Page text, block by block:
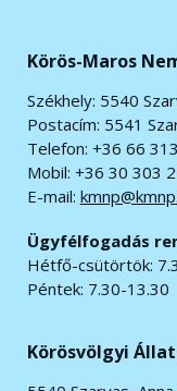
Körös-Maros
Székhely: 5540
Postacím: 5541
Telefon: +36 66
Mobil: +36 30 303
E-mail:
Ügyfélfogadás
Hétfő-csütörtök:
Péntek: 7.30-13.30
Körösvölgyi